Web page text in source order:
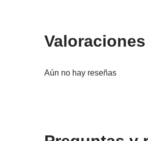
Valoraciones
Aún no hay reseñas